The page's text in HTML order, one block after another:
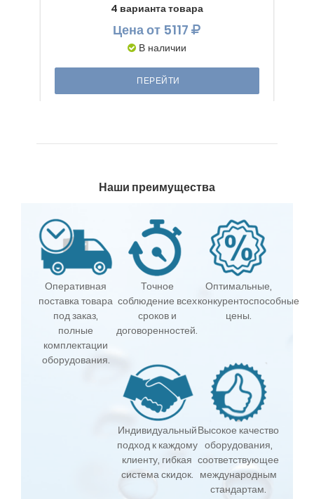
4 варианта товара
Ценаот 5117
В наличии
ПЕРЕЙТИ
Наши преимущества
Оперативная
поставка товара
под заказ,
полные
комплектации
оборудования.
Точное
соблюдение всех
сроков и
договоренностей.
Оптимальные,
конкурентоспособные
цены.
Индивидуальный
подход к каждому
клиенту, гибкая
система скидок.
Высокое качество
оборудования,
соответствующее
международным
стандартам.